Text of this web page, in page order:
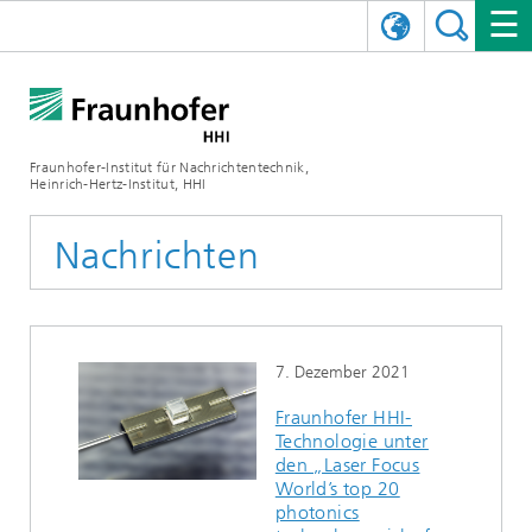
Fraunhofer-Institut für Nachrichtentechnik,
Heinrich-Hertz-Institut, HHI
Organisationsplan
AI & Video
Qualitätsmanagement
Mobilität
Kompression
Digitaler Zwilling
Videokommunikation und Applikationen
Vision and Imaging Technologies
KOMMUNIKATION & NETZE
Drahtlose Kommunikation und Netze
Photonische Netze und Systeme
PHOTONISCHE KOMPONENTEN & SYSTEME
Hybride Integration und Sensorik
InP und HF
NACHRICHTEN
Archiv
2024
PRESSEMITTEILUNGEN
VERANSTALTUNGEN
SHOWROOMS
UNSERE STELLEN
WEITERE INFOS ZUM FRAUNHOFER HHI ALS ARBEITGEBER
KONTAKT
Nachrichten
7. Dezember 2021
Fraunhofer HHI-
Technologie unter
den „Laser Focus
World’s top 20
photonics